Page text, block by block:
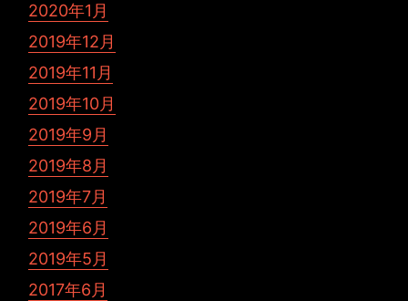
2020年1月
2019年12月
2019年11月
2019年10月
2019年9月
2019年8月
2019年7月
2019年6月
2019年5月
2017年6月